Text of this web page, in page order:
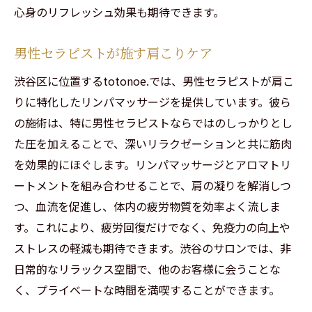
心身のリフレッシュ効果も期待できます。
男性セラピストが施す肩こりケア
渋谷区に位置するtotonoe.では、男性セラピストが肩こ
りに特化したリンパマッサージを提供しています。彼ら
の施術は、特に男性セラピストならではのしっかりとし
た圧を加えることで、深いリラクゼーションと共に筋肉
を効果的にほぐします。リンパマッサージとアロマトリ
ートメントを組み合わせることで、肩の凝りを解消しつ
つ、血流を促進し、体内の疲労物質を効率よく流しま
す。これにより、疲労回復だけでなく、免疫力の向上や
ストレスの軽減も期待できます。渋谷のサロンでは、非
日常的なリラックス空間で、他のお客様に会うことな
く、プライベートな時間を満喫することができます。